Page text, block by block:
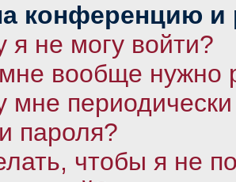
конференцию и
я не могу войти?
вообще нужно
мне
пароля?
чтобы я не